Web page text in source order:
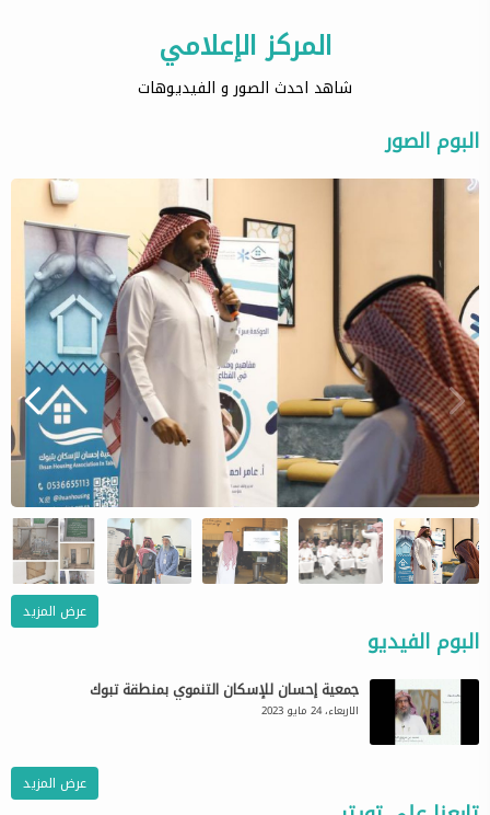
المركز الإعلامي
شاهد احدث الصور و الفيديوهات
البوم الصور
عرض المزيد
البوم الفيديو
جمعية إحسان للإسكان التنموي بمنطقة تبوك
الاربعاء، 24 مايو 2023
عرض المزيد